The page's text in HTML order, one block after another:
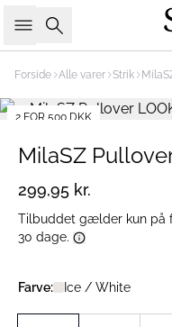
Søg
Forside Alle varer Strik
2 FOR 500 DKK
MilaSZ
299,95 kr.
Tilbuddet gælder kun på
30 dage.
Farve: Ice / White